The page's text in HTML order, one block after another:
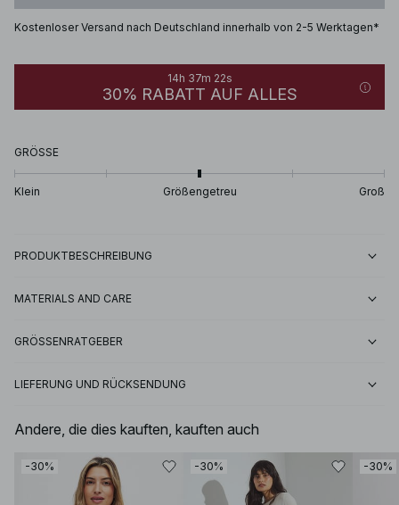
Kostenloser Versand nach Deutschland innerhalb von 2-5 Werktagen*
14h 37m 22s
30% RABATT AUF ALLES
GRÖSSE
Klein Größengetreu Groß
PRODUKTBESCHREIBUNG
MATERIALS AND CARE
GRÖSSENRATGEBER
LIEFERUNG UND RÜCKSENDUNG
Andere, die dies kauften, kauften auch
-30% -30% -30%